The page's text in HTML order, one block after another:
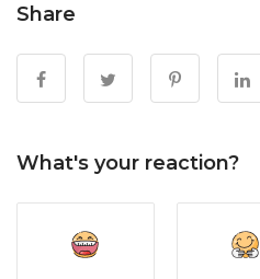
Share
What's your reaction?